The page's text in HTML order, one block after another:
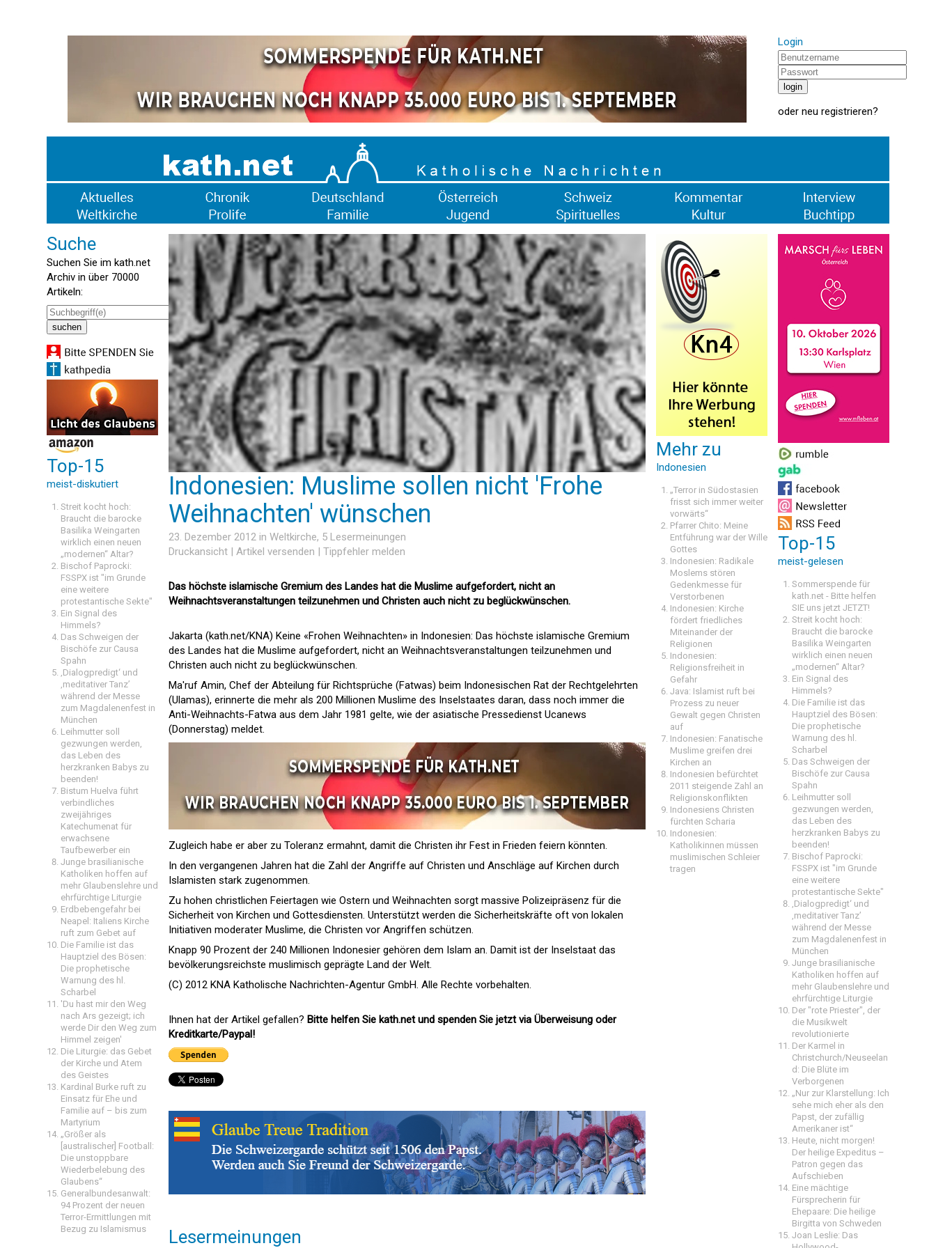
Login
oder neu registrieren?
Suche
Suchen Sie im kath.net
Archiv in über 70000
Artikeln:
Top-15
meist-diskutiert
Streit kocht hoch:
Braucht die barocke
Basilika Weingarten
wirklich einen neuen
„modernen“ Altar?
Bischof Paprocki:
FSSPX ist "im Grunde
eine weitere
protestantische Sekte"
Ein Signal des
Himmels?
Das Schweigen der
Bischöfe zur Causa
Spahn
‚Dialogpredigt‘ und
‚meditativer Tanz’
während der Messe
zum Magdalenenfest in
München
Leihmutter soll
gezwungen werden,
das Leben des
herzkranken Babys zu
beenden!
Bistum Huelva führt
verbindliches
zweijähriges
Katechumenat für
erwachsene
Taufbewerber ein
Junge brasilianische
Katholiken hoffen auf
mehr Glaubenslehre und
ehrfürchtige Liturgie
Erdbebengefahr bei
Neapel: Italiens Kirche
ruft zum Gebet auf
Die Familie ist das
Hauptziel des Bösen:
Die prophetische
Warnung des hl.
Scharbel
'Du hast mir den Weg
nach Ars gezeigt; ich
werde Dir den Weg zum
Himmel zeigen'
Die Liturgie: das Gebet
der Kirche und Atem
des Geistes
Kardinal Burke ruft zu
Einsatz für Ehe und
Familie auf – bis zum
Martyrium
„Größer als
[australischer] Football:
Die unstoppbare
Wiederbelebung des
Glaubens“
Generalbundesanwalt:
94 Prozent der neuen
Terror-Ermittlungen mit
Bezug zu Islamismus
Indonesien: Muslime sollen nicht 'Frohe
Weihnachten' wünschen
23. Dezember 2012 in Weltkirche, 5 Lesermeinungen
Druckansicht | Artikel versenden | Tippfehler melden
Das höchste islamische Gremium des Landes hat die Muslime aufgefordert, nicht an
Weihnachtsveranstaltungen teilzunehmen und Christen auch nicht zu beglückwünschen.
Jakarta (kath.net/KNA) Keine «Frohen Weihnachten» in Indonesien: Das höchste islamische Gremium
des Landes hat die Muslime aufgefordert, nicht an Weihnachtsveranstaltungen teilzunehmen und
Christen auch nicht zu beglückwünschen.
Ma'ruf Amin, Chef der Abteilung für Richtsprüche (Fatwas) beim Indonesischen Rat der Rechtgelehrten
(Ulamas), erinnerte die mehr als 200 Millionen Muslime des Inselstaates daran, dass noch immer die
Anti-Weihnachts-Fatwa aus dem Jahr 1981 gelte, wie der asiatische Pressedienst Ucanews
(Donnerstag) meldet.
Zugleich habe er aber zu Toleranz ermahnt, damit die Christen ihr Fest in Frieden feiern könnten.
In den vergangenen Jahren hat die Zahl der Angriffe auf Christen und Anschläge auf Kirchen durch
Islamisten stark zugenommen.
Zu hohen christlichen Feiertagen wie Ostern und Weihnachten sorgt massive Polizeipräsenz für die
Sicherheit von Kirchen und Gottesdiensten. Unterstützt werden die Sicherheitskräfte oft von lokalen
Initiativen moderater Muslime, die Christen vor Angriffen schützen.
Knapp 90 Prozent der 240 Millionen Indonesier gehören dem Islam an. Damit ist der Inselstaat das
bevölkerungsreichste muslimisch geprägte Land der Welt.
(C) 2012 KNA Katholische Nachrichten-Agentur GmbH. Alle Rechte vorbehalten.
Ihnen hat der Artikel gefallen? Bitte helfen Sie kath.net und spenden Sie jetzt via Überweisung oder
Kreditkarte/Paypal!
Lesermeinungen
Mehr zu
Indonesien
„Terror in Südostasien
frisst sich immer weiter
vorwärts“
Pfarrer Chito: Meine
Entführung war der Wille
Gottes
Indonesien: Radikale
Moslems stören
Gedenkmesse für
Verstorbenen
Indonesien: Kirche
fördert friedliches
Miteinander der
Religionen
Indonesien:
Religionsfreiheit in
Gefahr
Java: Islamist ruft bei
Prozess zu neuer
Gewalt gegen Christen
auf
Indonesien: Fanatische
Muslime greifen drei
Kirchen an
Indonesien befürchtet
2011 steigende Zahl an
Religionskonflikten
Indonesiens Christen
fürchten Scharia
Indonesien:
Katholikinnen müssen
muslimischen Schleier
tragen
Top-15
meist-gelesen
Sommerspende für
kath.net - Bitte helfen
SIE uns jetzt JETZT!
Streit kocht hoch:
Braucht die barocke
Basilika Weingarten
wirklich einen neuen
„modernen“ Altar?
Ein Signal des
Himmels?
Die Familie ist das
Hauptziel des Bösen:
Die prophetische
Warnung des hl.
Scharbel
Das Schweigen der
Bischöfe zur Causa
Spahn
Leihmutter soll
gezwungen werden,
das Leben des
herzkranken Babys zu
beenden!
Bischof Paprocki:
FSSPX ist "im Grunde
eine weitere
protestantische Sekte"
‚Dialogpredigt‘ und
‚meditativer Tanz’
während der Messe
zum Magdalenenfest in
München
Junge brasilianische
Katholiken hoffen auf
mehr Glaubenslehre und
ehrfürchtige Liturgie
Der "rote Priester", der
die Musikwelt
revolutionierte
Der Karmel in
Christchurch/Neuseelan
d: Die Blüte im
Verborgenen
„Nur zur Klarstellung: Ich
sehe mich eher als den
Papst, der zufällig
Amerikaner ist“
Heute, nicht morgen!
Der heilige Expeditus –
Patron gegen das
Aufschieben
Eine mächtige
Fürsprecherin für
Ehepaare: Die heilige
Birgitta von Schweden
Joan Leslie: Das